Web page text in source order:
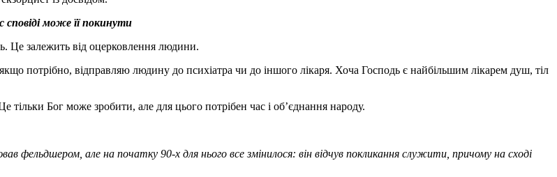
може її покинути
Це залежить від оцерковлення людини.
потрібно, відправляю людину до психіатра чи до іншого лікаря. Хоча Господь є найбільшим лікарем душ, тіл
Бог може зробити, але для цього потрібен час і об’єднання народу.
фельдшером, але на початку 90-х для нього все змінилося: він відчув покликання служити, причому на сході